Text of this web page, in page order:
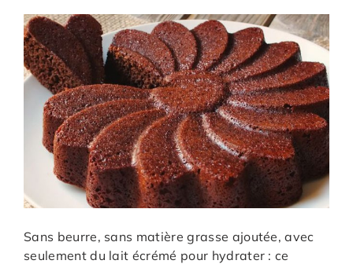
Sans beurre, sans matière grasse ajoutée, avec
seulement du lait écrémé pour hydrater : ce